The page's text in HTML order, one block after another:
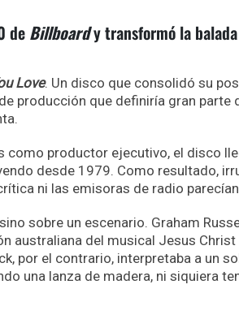
deBillboardy transformó la
Love. Un disco que consolidó su
producción que definiría gran parte
como productor ejecutivo, el disco
desde 1979. Como resultado,
ni las emisoras de radio
sobre un escenario. Graham
australiana del musical Jesus Christ
por el contrario, interpretaba a un
una lanza de madera, ni siquiera